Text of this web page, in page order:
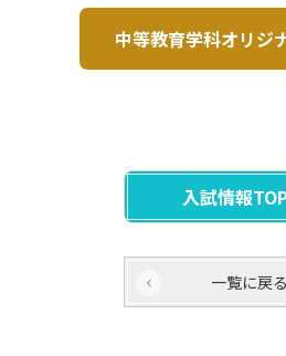
中等教育学科オリジ
入試情報
一覧に戻る